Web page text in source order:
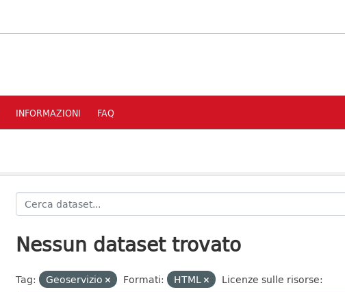
INFORMAZIONI FAQ
Nessun dataset trovato
Tag: Geoservizio Formati: HTML
Licenze sulle risorse: